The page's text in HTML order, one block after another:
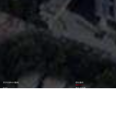
关于CGPAY数码 理论著作
ESG 资讯与活动